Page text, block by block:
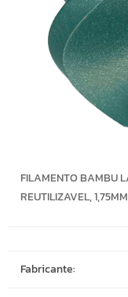
FILAMENTO BAMBU
REUTILIZAVEL,
Fabricante: